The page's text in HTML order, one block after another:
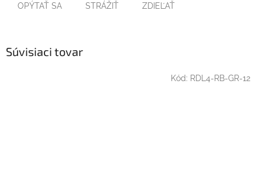
OPÝTAŤ SA STRÁŽIŤ ZDIEĽAŤ
Súvisiaci tovar
Kód: RDL4-RB-GR-12